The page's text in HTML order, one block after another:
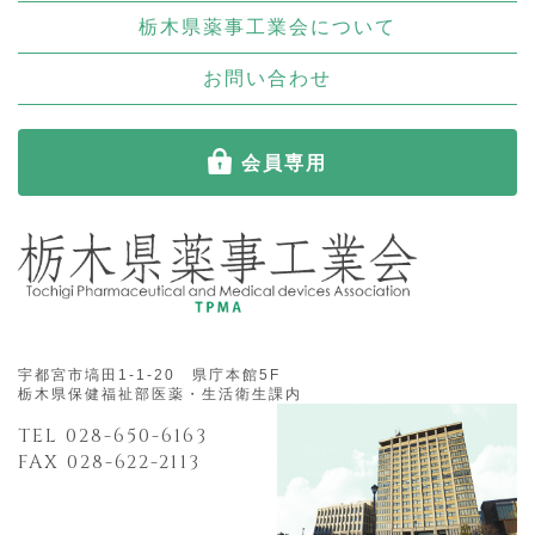
栃木県薬事工業会について
お問い合わせ
会員専用
宇都宮市塙田1-1-20 県庁本館5F
栃木県保健福祉部医薬・生活衛生課内
TEL 028-650-6163
FAX 028-622-2113